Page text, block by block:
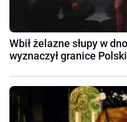
Wbił żelazne słupy w
wyznaczył granice Polski